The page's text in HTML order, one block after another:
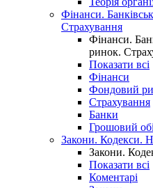
Фінанси.
Страхування
Фінанси.
ринок.
Показати всі
Фінанси
Фондовий
Страхування
Банки
Грошовий
Закони. Кодекси.
Закони.
Показати всі
Коментарі